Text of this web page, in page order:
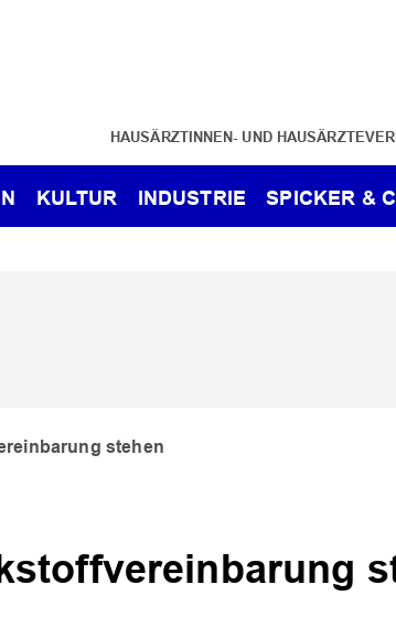
HAUSÄRZTINNEN- UND
KULTUR INDUSTRIE SPICKER &
stehen